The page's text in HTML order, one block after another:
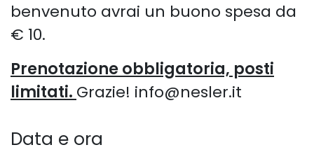
benvenuto avrai un buono spesa da
€ 10.
Prenotazione obbligatoria, posti
limitati. Grazie! info@nesler.it
Data e ora